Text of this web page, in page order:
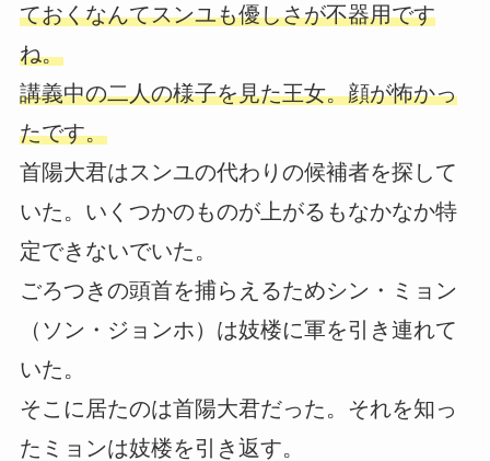
ておくなんてスンユも優しさが不器用です
ね。
講義中の二人の様子を見た王女。顔が怖かっ
たです。
首陽大君はスンユの代わりの候補者を探して
いた。いくつかのものが上がるもなかなか特
定できないでいた。
ごろつきの頭首を捕らえるためシン・ミョン
（ソン・ジョンホ）は妓楼に軍を引き連れて
いた。
そこに居たのは首陽大君だった。それを知っ
たミョンは妓楼を引き返す。